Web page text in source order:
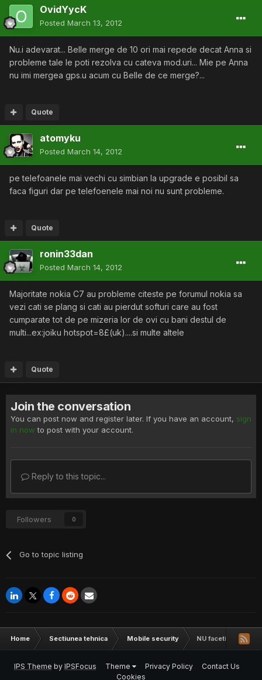
OvidYycK
Posted March 13, 2012
Nu.i adevarat... Belle merge de 10 ori mai repede decat Anna si
probleme tale le poti rezolva cu cateva mod.uri... Mie pe Anna
nu imi mergea gps.u acum cu Belle de ce merge?...
Quote
atomyku
Posted March 14, 2012
pe telefoanele mai vechi cu simbian la upgrade e posibil sa
faca figuri dar pe telefoenele mai noi nu sunt probleme.
Quote
ronin33dan
Posted March 14, 2012
Majoritate nokia C7 au probleme citeste pe forumul nokia sa
vezi cati se plang si cati au pierdut softuri care au fost
cumparate tot de pe mizeria lor de ovi cu bani destul de
multi...ex:joiku hotspot=8£(uk)....si multe altele
Quote
Join the conversation
You can post now and register later. If you have an account, sign
in now to post with your account.
Reply to this topic...
Followers 0
Go to topic listing
Home Sectiunea tehnica Mobile security NU faceti UPDATE
IPS Theme by IPSFocus Theme Privacy Policy
Contact Us
Cookies